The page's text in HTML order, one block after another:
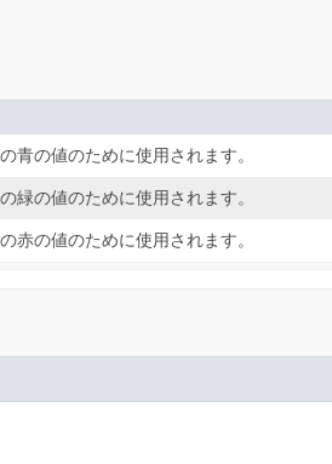
青の値のために使用されます。
緑の値のために使用されます。
赤の値のために使用されます。